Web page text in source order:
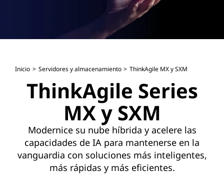
Inicio Servidores y almacenamiento ThinkAgile MX y SXM
ThinkAgile Series
MX y SXM
Modernice su nube híbrida y acelere las
capacidades de IA para mantenerse en la
vanguardia con soluciones más inteligentes,
más rápidas y más eficientes.